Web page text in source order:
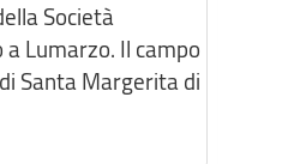
Società
Lumarzo. Il campo
Santa Margerita di